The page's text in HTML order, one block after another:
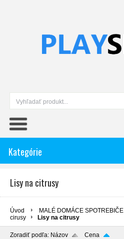
Kategórie
Lisy na citrusy
Úvod MALÉ DOMÁCE SPOTREBIČE
cirusy
Lisy na citrusy
Zoradiť podľa: Názov
Cena